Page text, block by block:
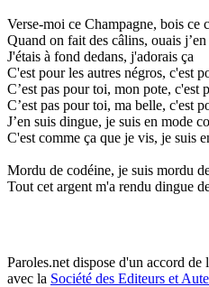
Verse-moi ce Champagne, bois ce
Quand on fait des câlins, ouais
J'étais à fond dedans, j'adorais ça
C'est pour les autres négros, c'est
C’est pas pour toi, mon pote, c'est
C’est pas pour toi, ma belle, c'est
J’en suis dingue, je suis en mode
C'est comme ça que je vis, je suis
Mordu de codéine, je suis mordu
Tout cet argent m'a rendu dingue
Paroles.net dispose d'un accord de
avec la Société des Editeurs et